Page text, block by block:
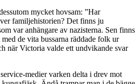
mycket hovsam: ”Har
familjehistorien? Det finns ju
var anhängare av nazisterna. Sen finns
de vita bussarna räddade folk ur
när Victoria valde ett undvikande svar
medier varken delta i drev mot